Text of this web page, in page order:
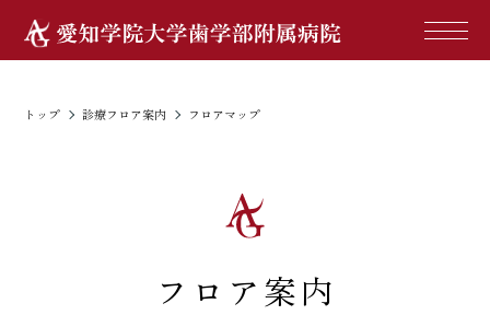
フロアマップ
トップ 診療フロア案内 フロアマップ
フロア案内